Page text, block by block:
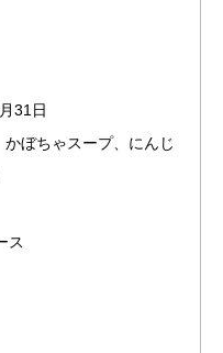
31日
ちゃスープ、にんじ
ス